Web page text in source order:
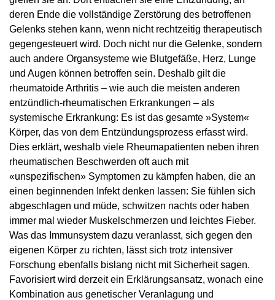
deren Ende die vollständige Zerstörung des betroffenen
Gelenks stehen kann, wenn nicht rechtzeitig therapeutisch
gegengesteuert wird. Doch nicht nur die Gelenke, sondern
auch andere Organsysteme wie Blutgefäße, Herz, Lunge
und Augen können betroffen sein. Deshalb gilt die
rheumatoide Arthritis – wie auch die meisten anderen
entzündlich-rheumatischen Erkrankungen – als
systemische Erkrankung: Es ist das gesamte »System«
Körper, das von dem Entzündungsprozess erfasst wird.
Dies erklärt, weshalb viele Rheumapatienten neben ihren
rheumatischen Beschwerden oft auch mit
«unspezifischen» Symptomen zu kämpfen haben, die an
einen beginnenden Infekt denken lassen: Sie fühlen sich
abgeschlagen und müde, schwitzen nachts oder haben
immer mal wieder Muskelschmerzen und leichtes Fieber.
Was das Immunsystem dazu veranlasst, sich gegen den
eigenen Körper zu richten, lässt sich trotz intensiver
Forschung ebenfalls bislang nicht mit Sicherheit sagen.
Favorisiert wird derzeit ein Erklärungsansatz, wonach eine
Kombination aus genetischer Veranlagung und